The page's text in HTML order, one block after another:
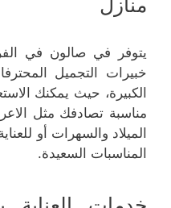
منازل
يتوفر في صالون في
خبيرات التجميل
الكبيرة، حيث يمكنك
مناسبة تصادفك مثل
الميلاد والسهرات أو
المناسبات السعيدة.